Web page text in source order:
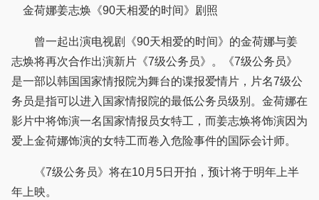
八卦
金荷娜姜志焕《90天相爱的时间》剧照
曾一起出演电视剧《90天相爱的时间》的金荷娜与姜
志焕将再次合作出演新片《7级公务员》。《7级公务员》
是一部以韩国国家情报院为舞台的谍报爱情片，片名7级公
务员是指可以进入国家情报院的最低公务员级别。金荷娜在
影片中将饰演一名国家情报员女特工，而姜志焕将饰演因为
爱上金荷娜饰演的女特工而卷入危险事件的国际会计师。
《7级公务员》将在10月5日开拍，预计将于明年上半
年上映。